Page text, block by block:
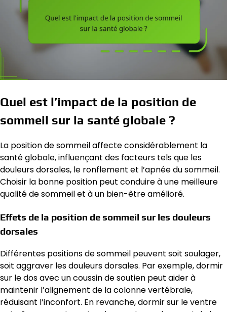
Quel est l’impact de la position de
sommeil sur la santé globale ?
La position de sommeil affecte considérablement la
santé globale, influençant des facteurs tels que les
douleurs dorsales, le ronflement et l’apnée du sommeil.
Choisir la bonne position peut conduire à une meilleure
qualité de sommeil et à un bien-être amélioré.
Effets de la position de sommeil sur les douleurs
dorsales
Différentes positions de sommeil peuvent soit soulager,
soit aggraver les douleurs dorsales. Par exemple, dormir
sur le dos avec un coussin de soutien peut aider à
maintenir l’alignement de la colonne vertébrale,
réduisant l’inconfort. En revanche, dormir sur le ventre